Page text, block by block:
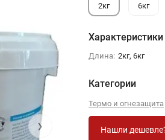
›
2кг 6кг
Характеристики
Длина: 2кг, 6кг
Категории
Термо и огнезащита